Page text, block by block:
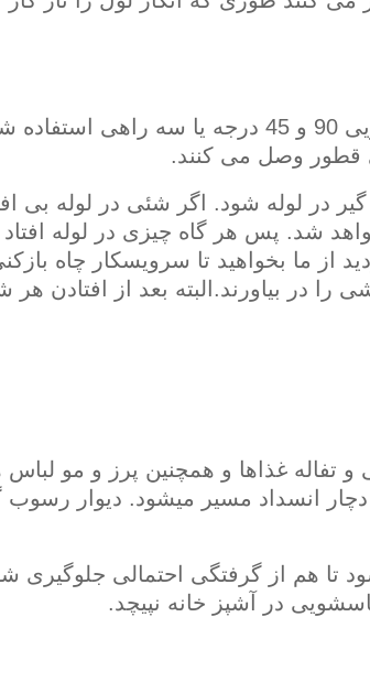
در لوله کشی فاضلاب برای تغییر جهت لوله از زانویی 90 و 45
قطور وصل می کنند.
در لوله شود. اگر شئی در لوله بی
شد. پس هر گاه چیزی در لوله افتاد
از ما بخواهید تا سرویسکار چاه
را در بیاورند.البته بعد از افتادن
تفاله غذاها و همچنین پرز و مو
انسداد مسیر میشود. دیوار رسوب
تا هم از گرفتگی احتمالی جلوگیری
در آشپز خانه نپیچد.